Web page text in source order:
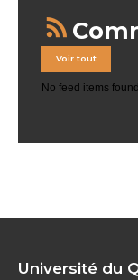
Voir tout
No feed items
Université du